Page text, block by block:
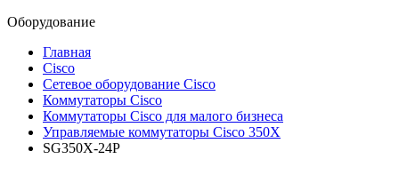
Оборудование
Главная
Cisco
Сетевое оборудование Cisco
Коммутаторы Cisco
Коммутаторы Cisco для малого бизнеса
Управляемые коммутаторы Cisco 350X
SG350X-24P